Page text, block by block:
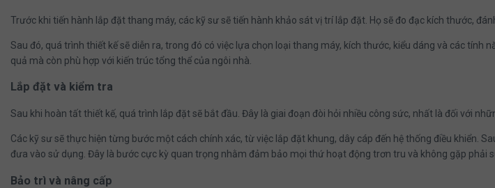
Trước khi tiến hành lắp đặt thang máy, các kỹ sư sẽ tiến hành khảo sát vị trí lắp đặt. Họ sẽ đo đạc kích thước,
Sau đó, quá trình thiết kế sẽ diễn ra, trong đó có việc lựa chọn loại thang máy, kích thước, kiểu dáng và các
quả mà còn phù hợp với kiến trúc tổng thể của ngôi nhà.
Lắp đặt và kiểm tra
Sau khi hoàn tất thiết kế, quá trình lắp đặt sẽ bắt đầu. Đây là giai đoạn đòi hỏi nhiều công sức, nhất là đối với
Các kỹ sư sẽ thực hiện từng bước một cách chính xác, từ việc lắp đặt khung, dây cáp đến hệ thống điều khiển.
đưa vào sử dụng. Đây là bước cực kỳ quan trọng nhằm đảm bảo mọi thứ hoạt động trơn tru và không gặp phải
Bảo trì và nâng cấp